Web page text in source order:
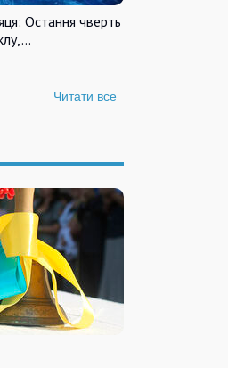
Остання чверть
Читати все